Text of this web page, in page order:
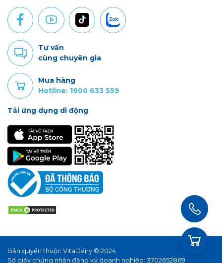
Tư vấn
cùng chuyên gia
Mua hàng
Hotline: 1900 633 559
Tải ứng dụng di động
Bản quyền thuộc VitaDairy © 2024
Số giấy chứng nhận đăng ký doanh nghiệp: 3702652869